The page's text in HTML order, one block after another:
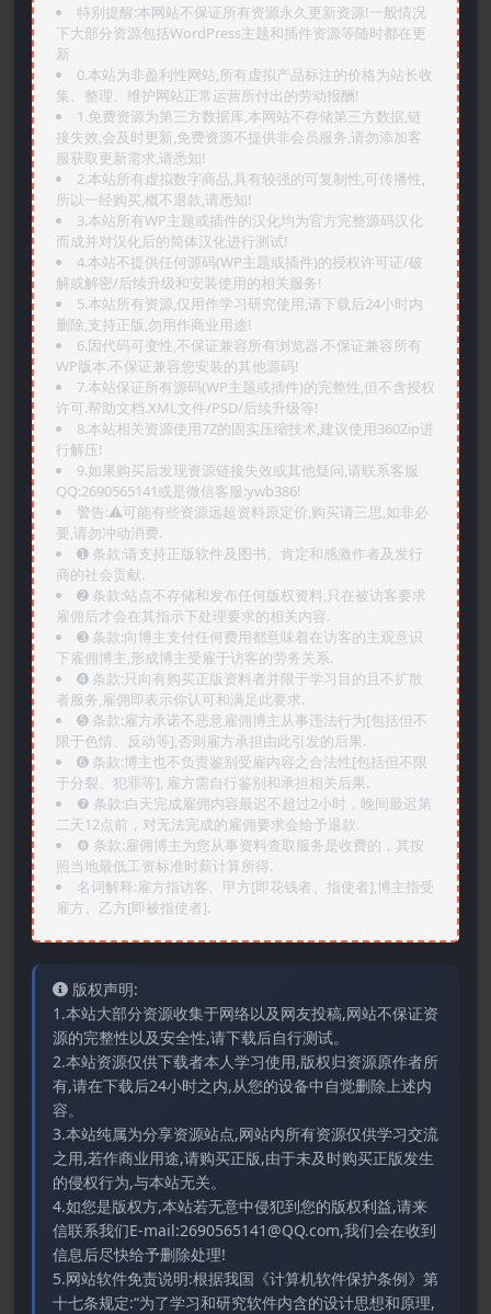
特别提醒:本网站不保证所有资源永久更新资源!一般情况
下大部分资源包括WordPress主题和插件资源等随时都在更
新
0.本站为非盈利性网站,所有虚拟产品标注的价格为站长收
集、整理、维护网站正常运营所付出的劳动报酬!
1.免费资源为第三方数据库,本网站不存储第三方数据,链
接失效,会及时更新,免费资源不提供非会员服务,请勿添加客
服获取更新需求,请悉知!
2.本站所有虚拟数字商品,具有较强的可复制性,可传播性,
所以一经购买,概不退款,请悉知!
3.本站所有WP主题或插件的汉化均为官方完整源码汉化
而成并对汉化后的简体汉化进行测试!
4.本站不提供任何源码(WP主题或插件)的授权许可证/破
解或解密/后续升级和安装使用的相关服务!
5.本站所有资源,仅用作学习研究使用,请下载后24小时内
删除,支持正版,勿用作商业用途!
6.因代码可变性,不保证兼容所有浏览器.不保证兼容所有
WP版本.不保证兼容您安装的其他源码!
7.本站保证所有源码(WP主题或插件)的完整性,但不含授权
许可.帮助文档.XML文件/PSD/后续升级等!
8.本站相关资源使用7Z的固实压缩技术,建议使用360Zip进
行解压!
9.如果购买后发现资源链接失效或其他疑问,请联系客服
QQ:2690565141或是微信客服:ywb386!
警告:⚠️可能有些资源远超资料原定价,购买请三思,如非必
要,请勿冲动消费.
➊️ 条款:请支持正版软件及图书。肯定和感激作者及发行
商的社会贡献.
➋️ 条款:站点不存储和发布任何版权资料,只在被访客要求
雇佣后才会在其指示下处理要求的相关内容.
➌️ 条款:向博主支付任何费用都意味着在访客的主观意识
下雇佣博主,形成博主受雇于访客的劳务关系.
➍️ 条款:只向有购买正版资料者并限于学习目的且不扩散
者服务,雇佣即表示你认可和满足此要求.
➎ 条款:雇方承诺不恶意雇佣博主从事违法行为[包括但不
限于色情、反动等],否则雇方承担由此引发的后果.
➏️ 条款:博主也不负责鉴别受雇内容之合法性[包括但不限
于分裂、犯罪等], 雇方需自行鉴别和承担相关后果.
❼ 条款:白天完成雇佣内容最迟不超过2小时，晚间最迟第
二天12点前，对无法完成的雇佣要求会给予退款.
❽ 条款:雇佣博主为您从事资料查取服务是收费的，其按
照当地最低工资标准时薪计算所得.
名词解释:雇方指访客、甲方[即花钱者、指使者],博主指受
雇方、乙方[即被指使者].
版权声明:
1.本站大部分资源收集于网络以及网友投稿,网站不保证资
源的完整性以及安全性,请下载后自行测试。
2.本站资源仅供下载者本人学习使用,版权归资源原作者所
有,请在下载后24小时之内,从您的设备中自觉删除上述内
容。
3.本站纯属为分享资源站点,网站内所有资源仅供学习交流
之用,若作商业用途,请购买正版,由于未及时购买正版发生
的侵权行为,与本站无关。
4.如您是版权方,本站若无意中侵犯到您的版权利益,请来
信联系我们E-mail:2690565141@QQ.com,我们会在收到
信息后尽快给予删除处理!
5.网站软件免责说明:根据我国《计算机软件保护条例》第
十七条规定:“为了学习和研究软件内含的设计思想和原理,